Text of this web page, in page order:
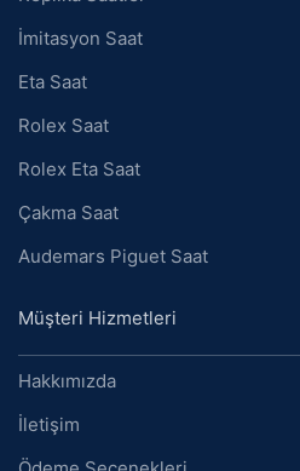
İmitasyon Saat
Eta Saat
Rolex Saat
Rolex Eta Saat
Çakma Saat
Audemars Piguet Saat
Müşteri Hizmetleri
Hakkımızda
İletişim